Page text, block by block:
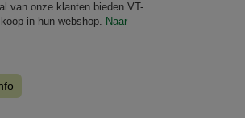
van onze klanten bieden VT-
in hun webshop. Naar